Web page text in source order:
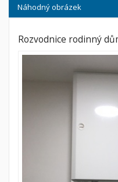
Náhodný obrázek
Rozvodnice rodinný